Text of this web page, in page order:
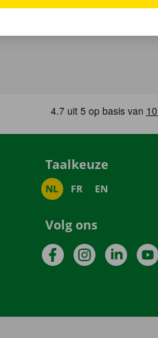
Taalkeuze
NL FR EN
Volg ons
FacebookInstagram